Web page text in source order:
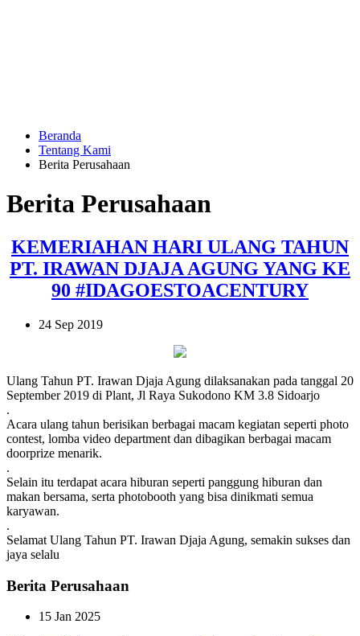
Beranda
Tentang Kami
Berita Perusahaan
Berita Perusahaan
KEMERIAHAN HARI ULANG TAHUN
PT. IRAWAN DJAJA AGUNG YANG KE
90 #IDAGOESTOACENTURY
24 Sep 2019
Ulang Tahun PT. Irawan Djaja Agung dilaksanakan pada tanggal 20
September 2019 di Plant, Jl Raya Sukodono KM 3.8 Sidoarjo
.
Acara ulang tahun berisikan berbagai macam kegiatan seperti photo
contest, lomba video department dan dibagikan berbagai macam
doorprize menarik.
.
Selain itu terdapat acara hiburan seperti panggung hiburan dan
makan bersama, serta photobooth yang bisa dinikmati semua
karyawan.
.
Selamat Ulang Tahun PT. Irawan Djaja Agung, semakin sukses dan
jaya selalu
Berita Perusahaan
15 Jan 2025